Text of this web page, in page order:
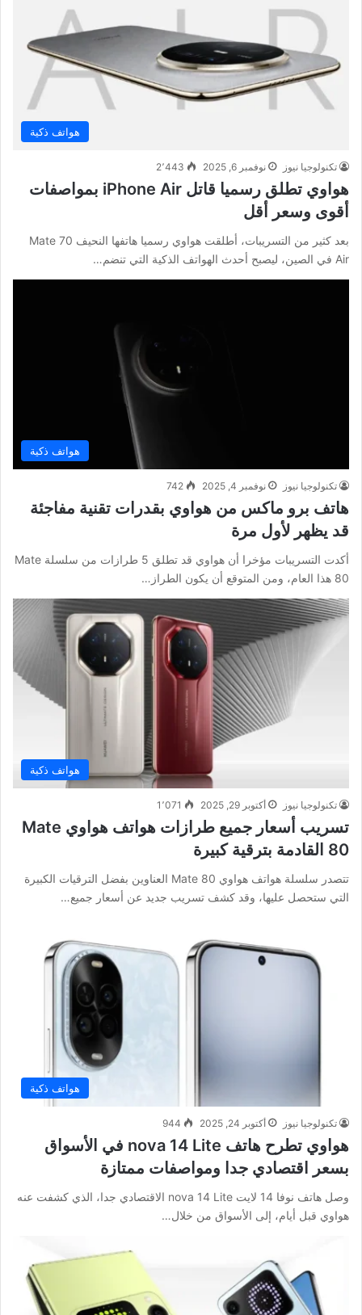
هواتف ذكية
تكنولوجيا نيوز نوفمبر 6, 2025 2٬443
هواوي تطلق رسميا قاتل iPhone Air بمواصفات
أقوى وسعر أقل
بعد كثير من التسريبات، أطلقت هواوي رسميا هاتفها النحيف Mate 70
Air في الصين، ليصبح أحدث الهواتف الذكية التي تنضم…
هواتف ذكية
تكنولوجيا نيوز نوفمبر 4, 2025 742
هاتف برو ماكس من هواوي بقدرات تقنية مفاجئة
قد يظهر لأول مرة
أكدت التسريبات مؤخرا أن هواوي قد تطلق 5 طرازات من سلسلة Mate
80 هذا العام، ومن المتوقع أن يكون الطراز…
هواتف ذكية
تكنولوجيا نيوز أكتوبر 29, 2025 1٬071
تسريب أسعار جميع طرازات هواتف هواوي Mate
80 القادمة بترقية كبيرة
تتصدر سلسلة هواتف هواوي Mate 80 العناوين بفضل الترقيات الكبيرة
التي ستحصل عليها، وقد كشف تسريب جديد عن أسعار جميع…
هواتف ذكية
تكنولوجيا نيوز أكتوبر 24, 2025 944
هواوي تطرح هاتف nova 14 Lite في الأسواق
بسعر اقتصادي جدا ومواصفات ممتازة
وصل هاتف نوفا 14 لايت nova 14 Lite الاقتصادي جدا، الذي كشفت عنه
هواوي قبل أيام، إلى الأسواق من خلال…